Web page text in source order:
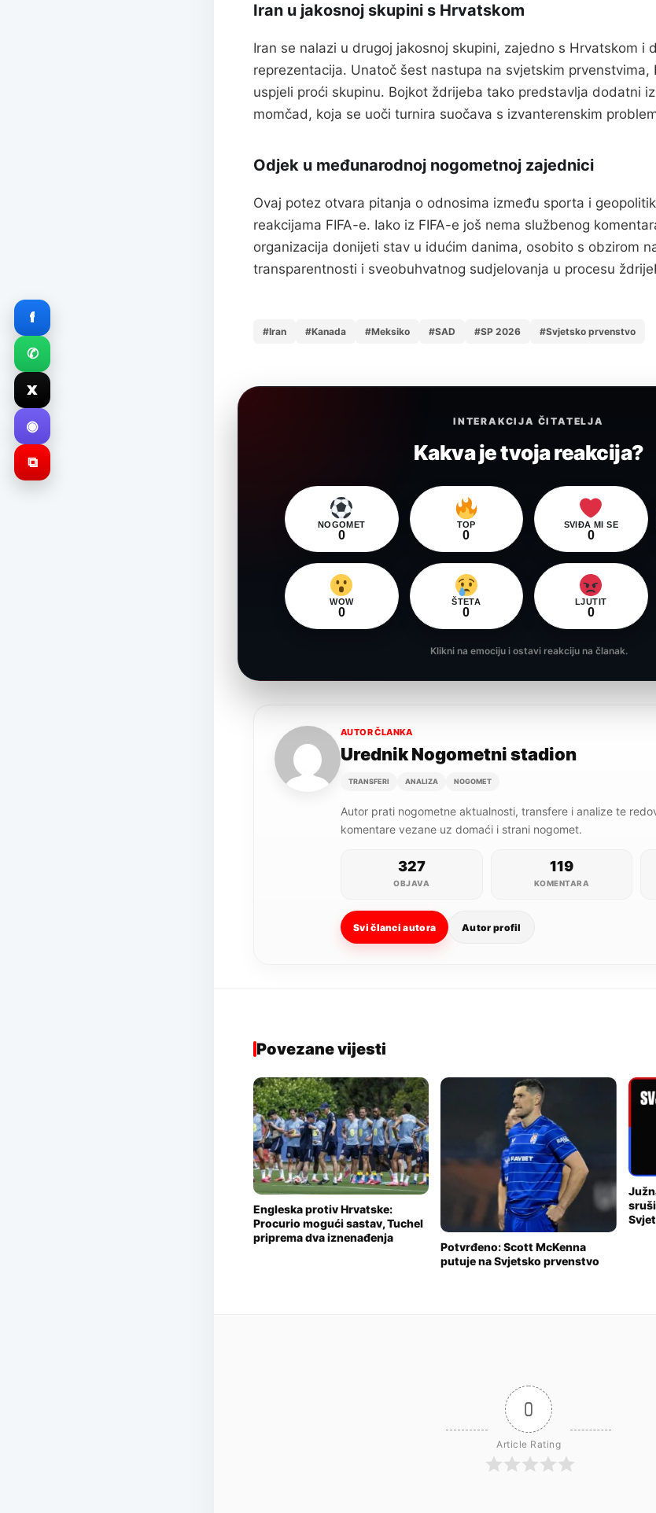
f
✆
X
◉
⧉
Iran u jakosnoj skupini s Hrvatskom
Iran se nalazi u drugoj jakosnoj skupini, zajedno s Hrvatskom i
reprezentacija. Unatoč šest nastupa na svjetskim prvenstvima,
uspjeli proći skupinu. Bojkot ždrijeba tako predstavlja dodatni
momčad, koja se uoči turnira suočava s izvanterenskim
Odjek u međunarodnoj nogometnoj zajednici
Ovaj potez otvara pitanja o odnosima između sporta i
reakcijama FIFA-e. Iako iz FIFA-e još nema službenog
organizacija donijeti stav u idućim danima, osobito s obzirom
transparentnosti i sveobuhvatnog sudjelovanja u procesu
#Iran #Kanada #Meksiko #SAD #SP 2026 #Svjetsko prvenstvo
INTERAKCIJA ČITATELJA
Kakva je tvoja reakcija?
NOGOMET
0
TOP
0
SVIĐA MI SE
0
WOW
0
ŠTETA
0
LJUTIT
0
Klikni na emociju i ostavi reakciju na članak.
AUTOR ČLANKA
Urednik Nogometni stadion
TRANSFERI ANALIZA NOGOMET
Autor prati nogometne aktualnosti, transfere i analize te
komentare vezane uz domaći i strani nogomet.
327
OBJAVA
119
KOMENTARA
Svi članci autora Autor profil
Povezane vijesti
Engleska protiv Hrvatske:
Procurio mogući sastav, Tuchel
priprema dva iznenađenja
Potvrđeno: Scott McKenna
putuje na Svjetsko prvenstvo
0
Article Rating